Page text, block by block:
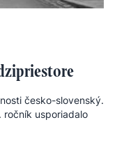
česko-slovenský.
ročník usporiadalo